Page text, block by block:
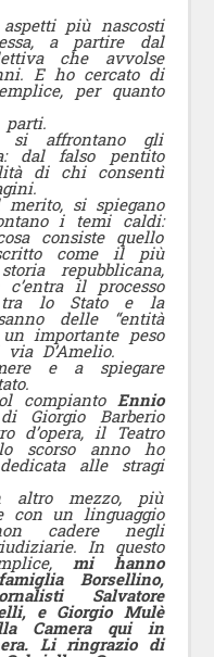
più nascosti
a partire dal
che avvolse
E ho cercato di
per quanto
si affrontano gli
dal falso pentito
di chi consentì
si spiegano
i temi caldi:
consiste quello
come il più
repubblicana,
il processo
tra lo Stato e la
delle “entità
importante peso
D’Amelio.
e a spiegare
compianto Ennio
Barberio
d’opera, il Teatro
scorso anno ho
alle stragi
altro mezzo, più
con un linguaggio
cadere negli
In questo
mi hanno
Borsellino,
Salvatore
e Giorgio Mulè
Camera qui in
Li ringrazio di